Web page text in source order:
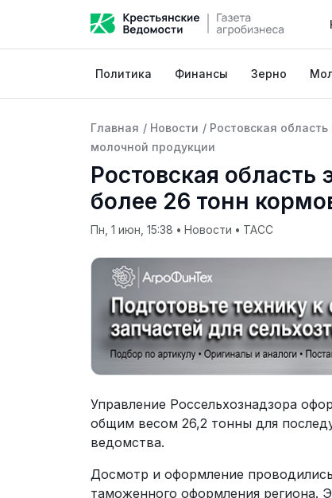
Политика Финансы Зерно
Главная / Новости / Ростовская
молочной продукции
Ростовская область
более 26 тонн
Пн, 1 июн, 15:38 • Новости • ТАСС
Управление Россельхознадзора
общим весом 26,2 тонны для
ведомства.
Досмотр и оформление
таможенного оформления региона.